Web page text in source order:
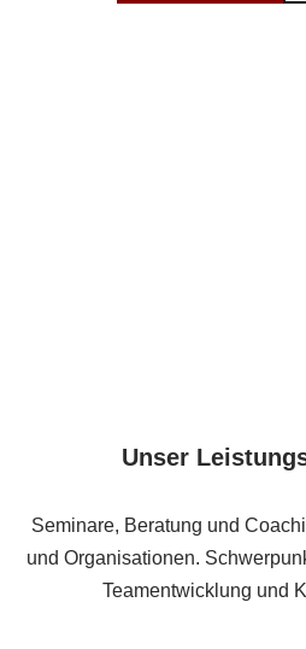
Unser
Seminare, Beratung und
und Organisationen.
Teamentwicklung und